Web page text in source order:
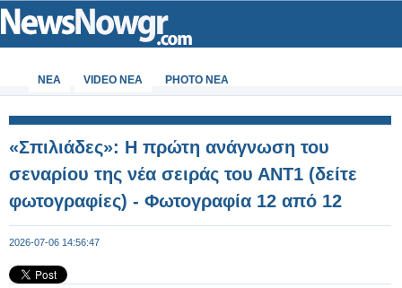
ΝΕΑ VIDEO NEA PHOTO NEA
«Σπιλιάδες»: Η πρώτη ανάγνωση του
σεναρίου της νέα σειράς του ΑΝΤ1 (δείτε
φωτογραφίες) - Φωτογραφία 12 από 12
2026-07-06 14:56:47